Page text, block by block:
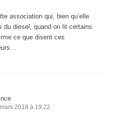
association qui, bien qu’elle
du diesel, quand on lit certains
ce que disent ces
2018 à 19:22